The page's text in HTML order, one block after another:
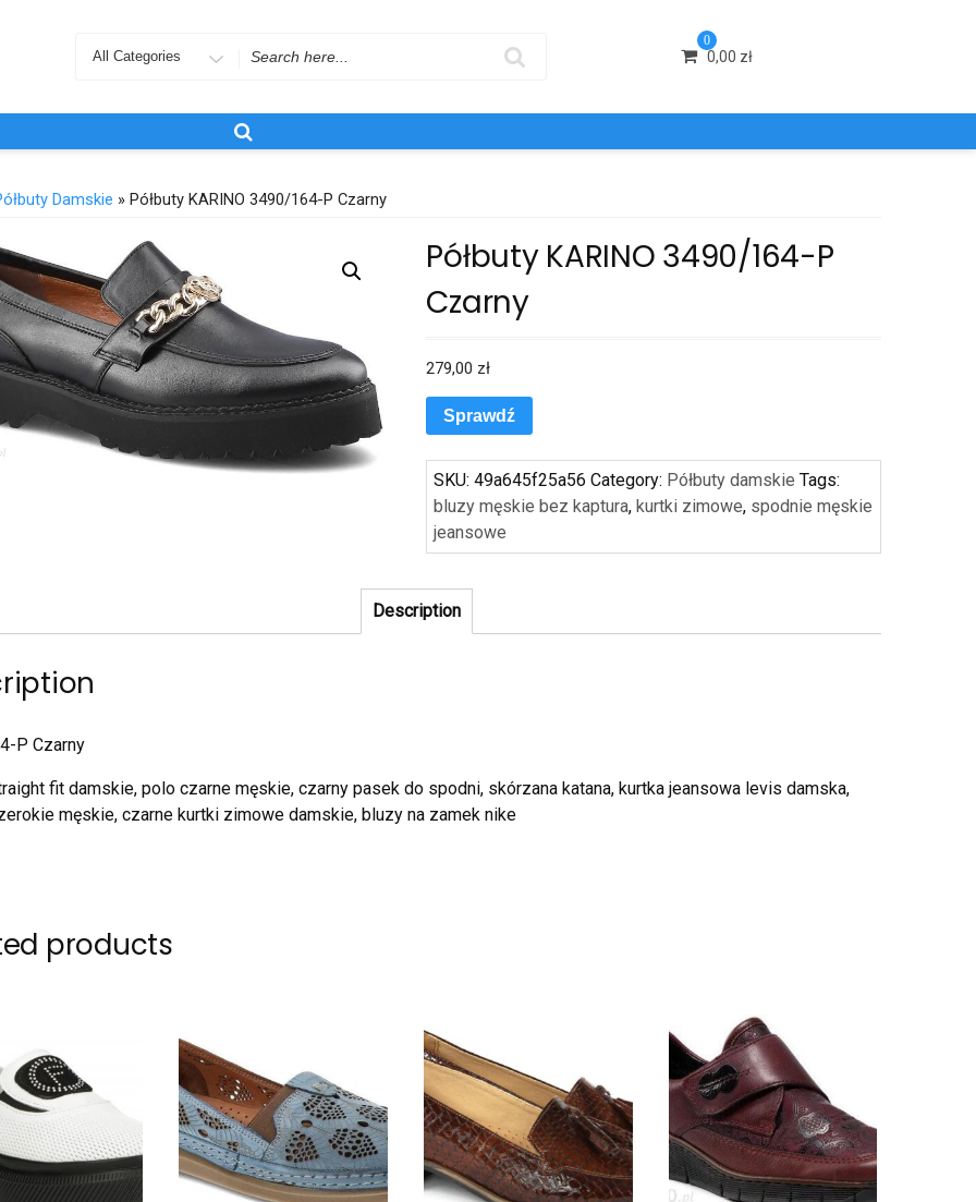
Search
0
0,00 zł
Damskie » Półbuty KARINO 3490/164-P Czarny
Półbuty KARINO 3490/164-P
Czarny
279,00 zł
Sprawdź
SKU:49a645f25a56 Category: Półbuty damskie Tags:
bluzy męskie bez kaptura,kurtki zimowe, spodnie męskie
jeansowe
Description
P Czarny
fit damskie, polo czarne męskie, czarny pasek do spodni, skórzana katana, kurtka jeansowa levis damska,
męskie, czarne kurtki zimowe damskie, bluzy na zamek nike
products